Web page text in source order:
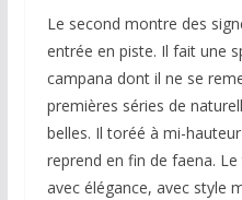
Le second montre des
entrée en piste. Il fait une
campana dont il ne se
premières séries de
belles. Il toréé à mi-
reprend en fin de faena.
avec élégance, avec style